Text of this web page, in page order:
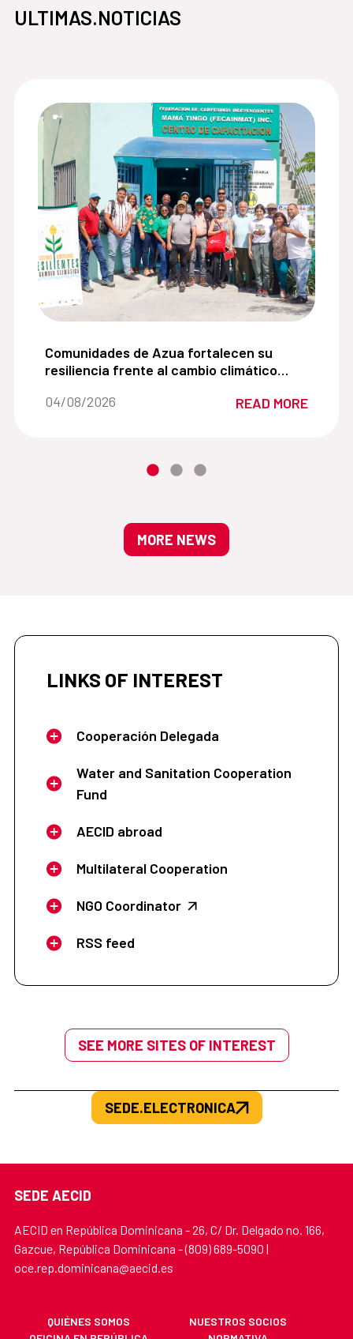
ULTIMAS.NOTICIAS
adolescentes promoviendo una comprensión
Comunidades de Azua fortalecen su resiliencia
Comunidades de Azua fortalecen su
resiliencia frente al cambio climático
sostenible del agua
Date of the news::
04/08/2026 READ MORE
MORE NEWS
LINKS OF INTEREST
Cooperación Delegada
Water and Sanitation Cooperation
Fund
AECID abroad
Multilateral Cooperation
NGO Coordinator
RSS feed
SEE MORE SITES OF INTEREST
SEDE.ELECTRONICA
SEDE AECID
AECID en República Dominicana - 26, C/ Dr. Delgado no. 166,
Gazcue, República Dominicana - (809) 689-5090 |
oce.rep.dominicana@aecid.es
QUIÉNES SOMOS
NUESTROS SOCIOS